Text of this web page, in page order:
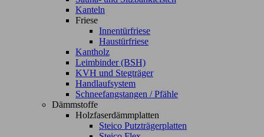
Kanteln
Friese
Innentürfriese
Haustürfriese
Kantholz
Leimbinder (BSH)
KVH und Stegträger
Handlaufsystem
Schneefangstangen / Pfähle
Dämmstoffe
Holzfaserdämmplatten
Steico Putzträgerplatten